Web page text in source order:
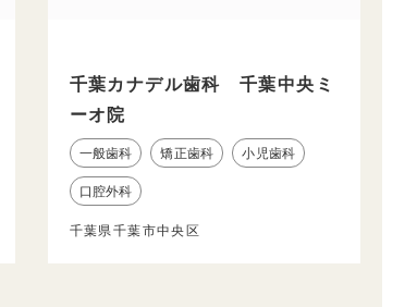
千葉カナデル歯科 千葉中央ミ
ーオ院
一般歯科 矯正歯科 小児歯科
口腔外科
千葉県千葉市中央区